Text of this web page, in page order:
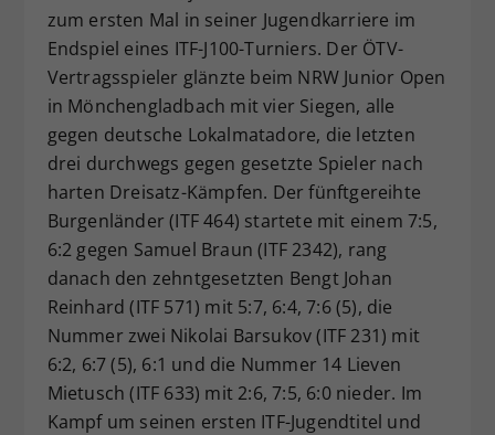
zum ersten Mal in seiner Jugendkarriere im
Endspiel eines ITF-J100-Turniers. Der ÖTV-
Vertragsspieler glänzte beim NRW Junior Open
in Mönchengladbach mit vier Siegen, alle
gegen deutsche Lokalmatadore, die letzten
drei durchwegs gegen gesetzte Spieler nach
harten Dreisatz-Kämpfen. Der fünftgereihte
Burgenländer (ITF 464) startete mit einem 7:5,
6:2 gegen Samuel Braun (ITF 2342), rang
danach den zehntgesetzten Bengt Johan
Reinhard (ITF 571) mit 5:7, 6:4, 7:6 (5), die
Nummer zwei Nikolai Barsukov (ITF 231) mit
6:2, 6:7 (5), 6:1 und die Nummer 14 Lieven
Mietusch (ITF 633) mit 2:6, 7:5, 6:0 nieder. Im
Kampf um seinen ersten ITF-Jugendtitel und
Zweck
Dieser Wert speichert Ihre Consent-
Einstellungen. Unter anderem eine
zufällig generierte ID, für die
historische Speicherung Ihrer
vorgenommen Einstellungen, falls der
Webseiten-Betreiber dies eingestellt
hat.